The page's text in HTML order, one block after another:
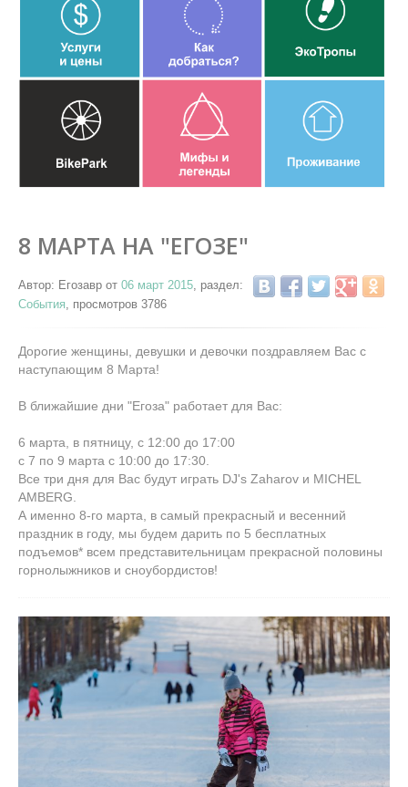
8 МАРТА НА "ЕГОЗЕ"
Автор: Егозавр от 06 март 2015 , раздел:
События , просмотров 3786
Дорогие женщины, девушки и девочки поздравляем Вас с
наступающим 8 Марта!
В ближайшие дни "Егоза" работает для Вас:
6 марта, в пятницу, с 12:00 до 17:00
с 7 по 9 марта с 10:00 до 17:30.
Все три дня для Вас будут играть DJ's Zaharov и MICHEL
AMBERG.
А именно 8-го марта, в самый прекрасный и весенний
праздник в году, мы будем дарить по 5 бесплатных
подъемов* всем представительницам прекрасной половины
горнолыжников и сноубордистов!